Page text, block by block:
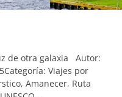
de otra galaxia Autor:
Viajes por
Amanecer, Ruta